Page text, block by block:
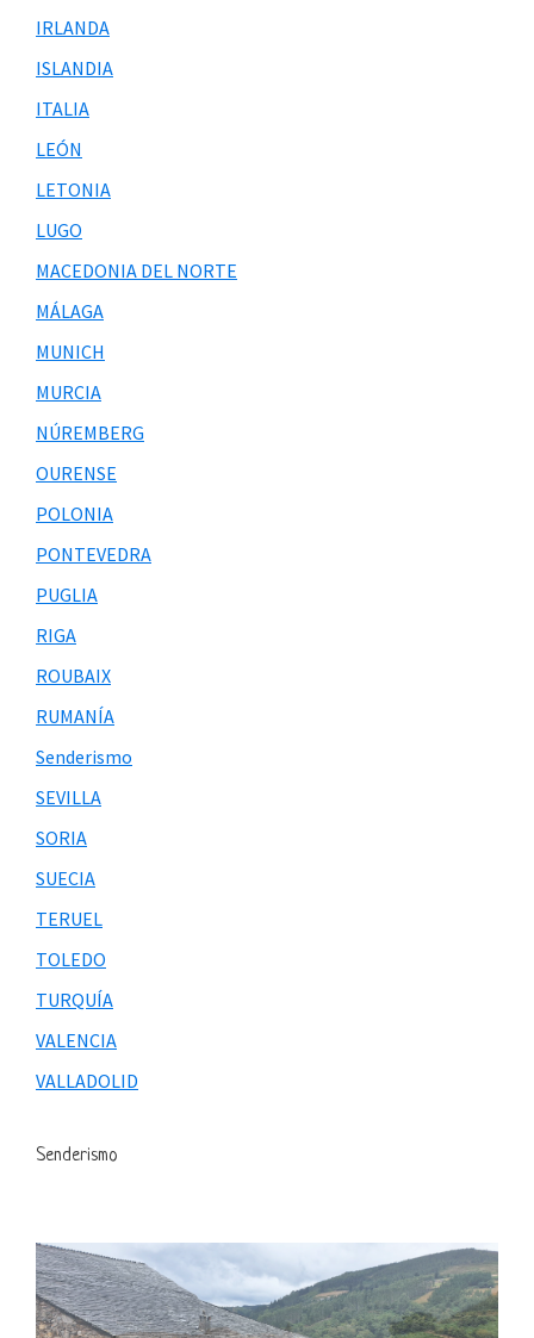
IRLANDA
ISLANDIA
ITALIA
LEÓN
LETONIA
LUGO
MACEDONIA DEL NORTE
MÁLAGA
MUNICH
MURCIA
NÚREMBERG
OURENSE
POLONIA
PONTEVEDRA
PUGLIA
RIGA
ROUBAIX
RUMANÍA
Senderismo
SEVILLA
SORIA
SUECIA
TERUEL
TOLEDO
TURQUÍA
VALENCIA
VALLADOLID
Senderismo